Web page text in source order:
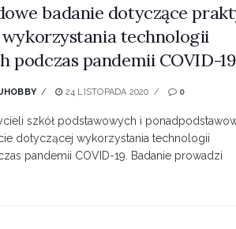
badanie dotyczące
technologii
podczas pandemii COVID-19
24 LISTOPADA 2020 0
szkół podstawowych i
dotyczącej wykorzystania technologii
pandemii COVID-19. Badanie prowadzi